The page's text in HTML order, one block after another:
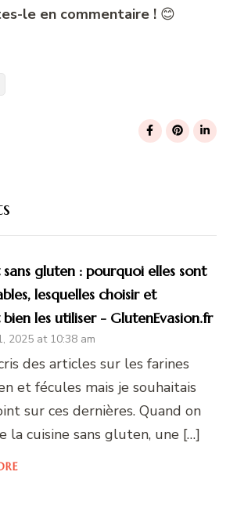
le en commentaire ! 😊
sans gluten : pourquoi elles sont
lesquelles choisir et
les utiliser - GlutenEvasion.fr
2025 at 10:38 am
des articles sur les farines
et fécules mais je souhaitais
sur ces dernières. Quand on
la cuisine sans gluten, une […]